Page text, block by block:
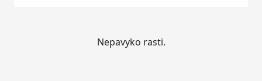
Nepavyko rasti.